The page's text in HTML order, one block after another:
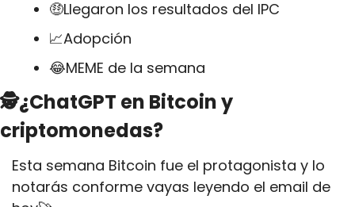
🤑Llegaron los resultados del IPC
📈Adopción
😂MEME de la semana
🕵¿ChatGPT en Bitcoin y
criptomonedas?
Esta semana Bitcoin fue el protagonista y lo
notarás conforme vayas leyendo el email de